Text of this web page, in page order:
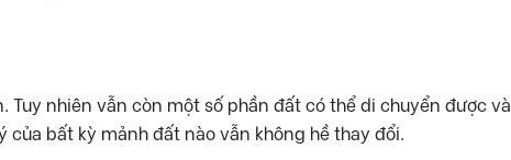
Tuy nhiên vẫn còn một số phần đất có thể di chuyển được và
bất kỳ mảnh đất nào vẫn không hề thay đổi.